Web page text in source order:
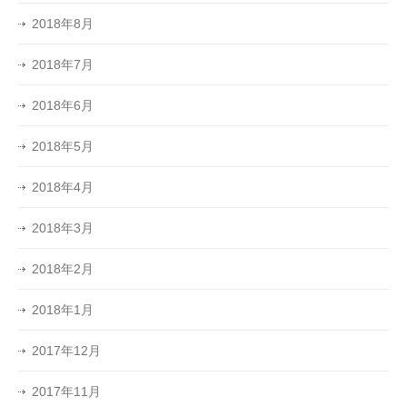
2018年8月
2018年7月
2018年6月
2018年5月
2018年4月
2018年3月
2018年2月
2018年1月
2017年12月
2017年11月